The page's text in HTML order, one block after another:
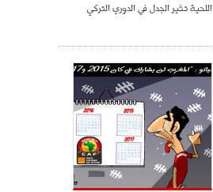
اللحية تثير الجدل في الدوري التركي